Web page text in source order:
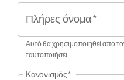
Πλήρες όνομα*
Αυτό θα χρησιμοποιηθεί από
ταυτοποιήσει.
Κανονισμός*